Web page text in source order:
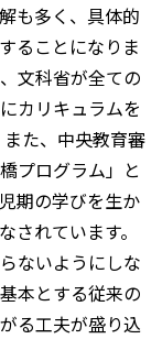
も多く、具体的
ることになりま
文科省が全ての
カリキュラムを
た、中央教育審
プログラム」と
期の学びを生か
されています。
ないようにしな
本とする従来の
る工夫が盛り込